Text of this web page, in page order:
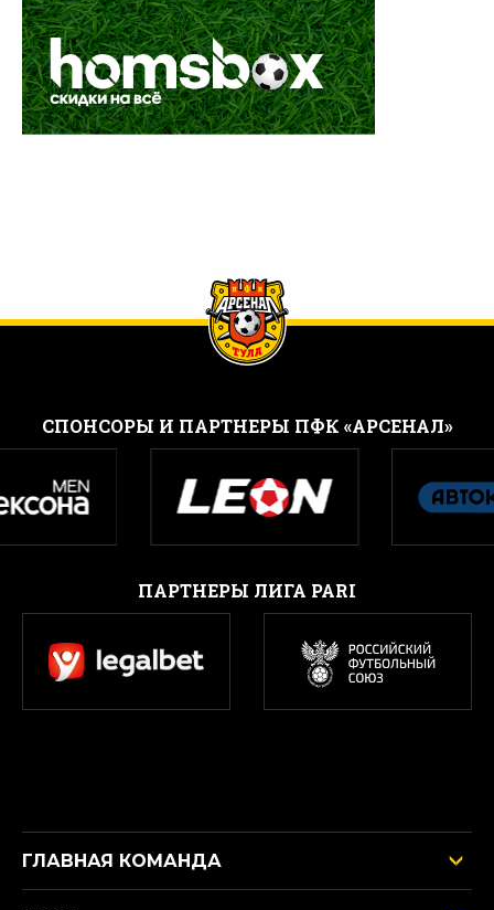
CПОНСОРЫ И ПАРТНЕРЫ ПФК «АРСЕНАЛ»
ПАРТНЕРЫ ЛИГА PARI
ГЛАВНАЯ КОМАНДА